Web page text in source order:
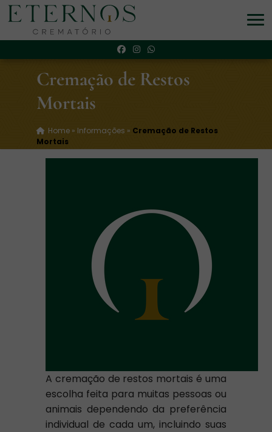
Cremação de Restos
Mortais
Home» Informações » Cremação de Restos
Mortais
A cremação de restos mortais é uma
escolha feita para muitas pessoas ou
animais dependendo da preferência
individual de cada um, incluindo suas